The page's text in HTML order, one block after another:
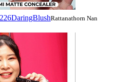
Rattanathorn Nan